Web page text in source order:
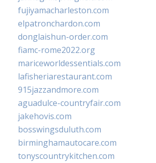
fujiyamacharleston.com
elpatronchardon.com
donglaishun-order.com
fiamc-rome2022.org
mariceworldessentials.com
lafisheriarestaurant.com
915jazzandmore.com
aguadulce-countryfair.com
jakehovis.com
bosswingsduluth.com
birminghamautocare.com
tonyscountrykitchen.com